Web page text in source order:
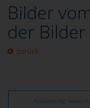
Bilder
der Bilder
zurück
Anmeldung: